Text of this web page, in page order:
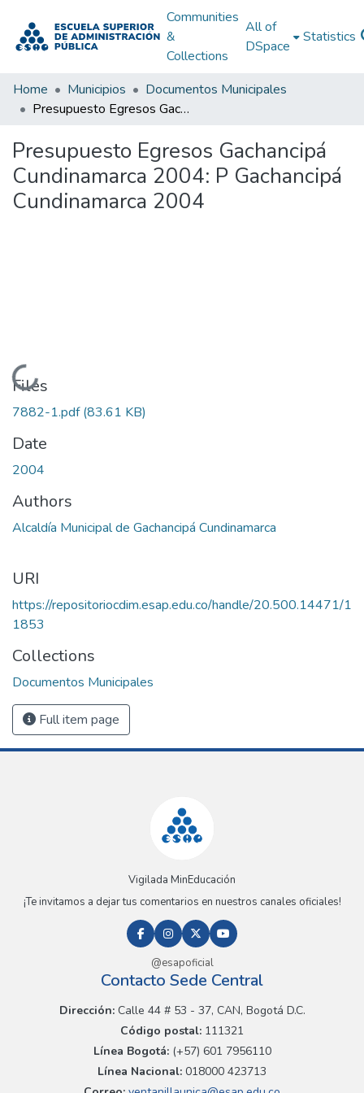
Communities
&
Collections
All of
DSpace
Statistics
Home Municipios
Documentos Municipales
Presupuesto Egresos Gachancipá Cundinamarca 2004: P Gachancipá Cundinamarca 2004
Presupuesto Egresos Gachancipá
Cundinamarca 2004: P Gachancipá
Cundinamarca 2004
Loading...
Files
7882-1.pdf(83.61 KB)
Date
2004
Authors
Alcaldía Municipal de Gachancipá Cundinamarca
URI
https://repositoriocdim.esap.edu.co/handle/20.500.14471/1
1853
Collections
Documentos Municipales
Full item page
Vigilada MinEducación
¡Te invitamos a dejar tus comentarios en nuestros canales oficiales!
@esapoficial
Contacto Sede Central
Dirección:Calle 44 # 53 - 37, CAN, Bogotá D.C.
Código postal: 111321
Línea Bogotá:(+57) 601 7956110
Línea Nacional: 018000 423713